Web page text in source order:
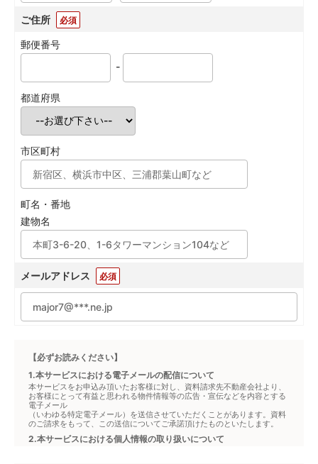
ご住所 必須
郵便番号
-
都道府県
市区町村
町名・番地
建物名
メールアドレス 必須
【必ずお読みください】
1.本サービスにおける電子メールの配信について
本サービスをお申込み頂いたお客様に対し、資料請求先不動産会社より、
お客様にとって有益と思われる物件情報等の広告・宣伝などを内容とする
電子メール
（いわゆる特定電子メール）を送信させていただくことがあります。資料
のご請求をもって、この送信についてご承諾頂けたものといたします。
2.本サービスにおける個人情報の取り扱いについて